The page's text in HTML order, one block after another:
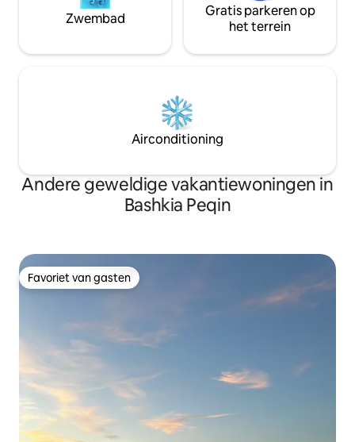
Zwembad
Gratis parkeren op
het terrein
Airconditioning
Andere geweldige vakantiewoningen in
Bashkia Peqin
Favoriet van gasten
Favoriet van gasten